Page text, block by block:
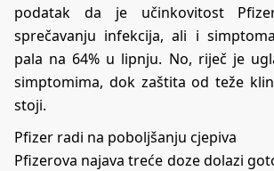
podatak da je učinkovitost
sprečavanju infekcija, ali i
pala na 64% u lipnju. No, riječ je
simptomima, dok zaštita od teže
stoji.
Pfizer radi na poboljšanju cjepiva
Pfizerova najava treće doze dolazi